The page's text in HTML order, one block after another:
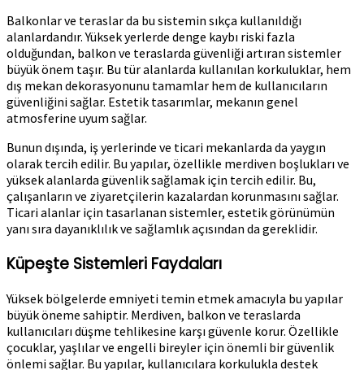
Balkonlar ve teraslar da bu sistemin sıkça kullanıldığı
alanlardandır. Yüksek yerlerde denge kaybı riski fazla
olduğundan, balkon ve teraslarda güvenliği artıran sistemler
büyük önem taşır. Bu tür alanlarda kullanılan korkuluklar, hem
dış mekan dekorasyonunu tamamlar hem de kullanıcıların
güvenliğini sağlar. Estetik tasarımlar, mekanın genel
atmosferine uyum sağlar.
Bunun dışında, iş yerlerinde ve ticari mekanlarda da yaygın
olarak tercih edilir. Bu yapılar, özellikle merdiven boşlukları ve
yüksek alanlarda güvenlik sağlamak için tercih edilir. Bu,
çalışanların ve ziyaretçilerin kazalardan korunmasını sağlar.
Ticari alanlar için tasarlanan sistemler, estetik görünümün
yanı sıra dayanıklılık ve sağlamlık açısından da gereklidir.
Küpeşte Sistemleri Faydaları
Yüksek bölgelerde emniyeti temin etmek amacıyla bu yapılar
büyük öneme sahiptir. Merdiven, balkon ve teraslarda
kullanıcıları düşme tehlikesine karşı güvenle korur. Özellikle
çocuklar, yaşlılar ve engelli bireyler için önemli bir güvenlik
önlemi sağlar. Bu yapılar, kullanıcılara korkulukla destek